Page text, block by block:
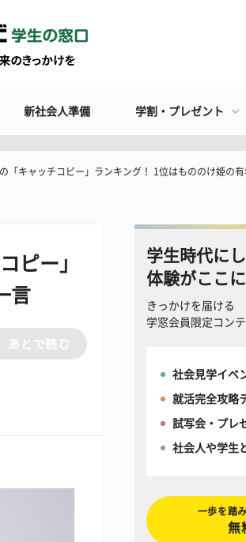
新社会人準備 学割・プレゼント
「キャッチコピー」ランキング！ 1位はもののけ姫の
ピー」
言
あとで読む
学生時代に
体験がここに
きっかけを届ける
学窓会員限定コン
社会見学イベ
就活完全攻略
試写会・プレ
社会人や学生
一歩を踏
無